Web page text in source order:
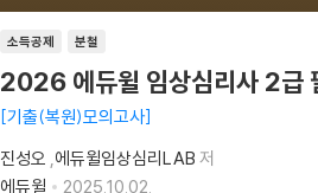
소득공제 분철
2026 에듀윌 임상심리사 2급
기출(복원)모의고사
진성오 ,에듀윌임상심리LAB 저
에듀윌
2025.10.02.